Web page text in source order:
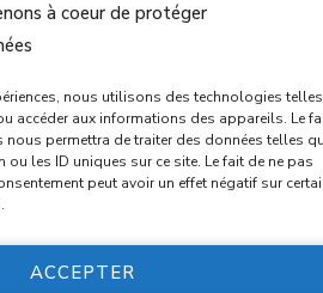
à coeur de protéger
nous utilisons des technologies
accéder aux informations des appareils. Le
permettra de traiter des données telles
les ID uniques sur ce site. Le fait de ne pas
peut avoir un effet négatif sur
ACCEPTER